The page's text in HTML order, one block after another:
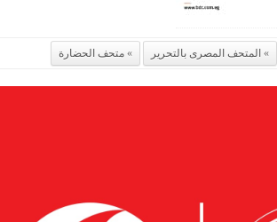
المتحف المصرى بالتحرير متحف الحضارة